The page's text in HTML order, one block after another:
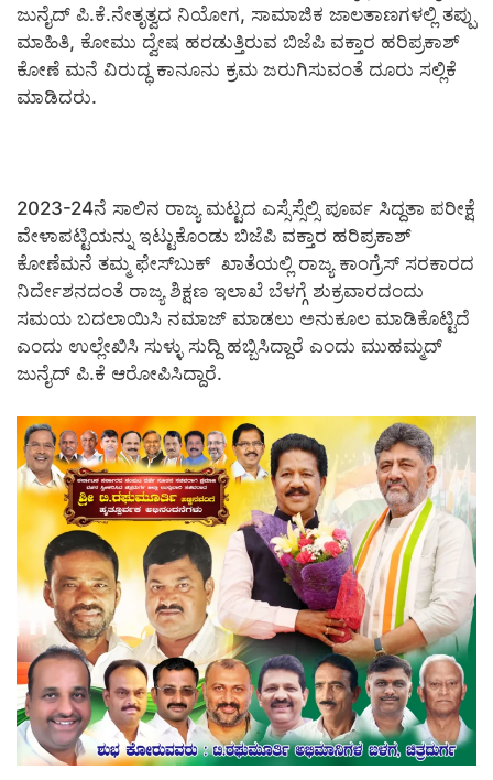
ಜುನೈದ್ ಪಿ.ಕೆ.ನೇತೃತ್ವದ ನಿಯೋಗ, ಸಾಮಾಜಿಕ ಜಾಲತಾಣಗಳಲ್ಲಿ ತಪ್ಪು
ಮಾಹಿತಿ, ಕೋಮು ದ್ವೇಷ ಹರಡುತ್ತಿರುವ ಬಿಜೆಪಿ ವಕ್ತಾರ ಹರಿಪ್ರಕಾಶ್
ಕೋಣೆ ಮನೆ ವಿರುದ್ಧ ಕಾನೂನು ಕ್ರಮ ಜರುಗಿಸುವಂತೆ ದೂರು ಸಲ್ಲಿಕೆ
ಮಾಡಿದರು.
2023-24ನೆ ಸಾಲಿನ ರಾಜ್ಯ ಮಟ್ಟದ ಎಸ್ಸೆಸ್ಸೆಲ್ಸಿ ಪೂರ್ವ ಸಿದ್ದತಾ ಪರೀಕ್ಷೆ
ವೇಳಾಪಟ್ಟಿಯನ್ನು ಇಟ್ಟುಕೊಂಡು ಬಿಜೆಪಿ ವಕ್ತಾರ ಹರಿಪ್ರಕಾಶ್
ಕೋಣೆಮನೆ ತಮ್ಮ ಫೇಸ್‍ಬುಕ್ ಖಾತೆಯಲ್ಲಿ ರಾಜ್ಯ ಕಾಂಗ್ರೆಸ್ ಸರಕಾರದ
ನಿರ್ದೇಶನದಂತೆ ರಾಜ್ಯ ಶಿಕ್ಷಣ ಇಲಾಖೆ ಬೆಳಗ್ಗೆ ಶುಕ್ರವಾರದಂದು
ಸಮಯ ಬದಲಾಯಿಸಿ ನಮಾಜ್ ಮಾಡಲು ಅನುಕೂಲ ಮಾಡಿಕೊಟ್ಟಿದೆ
ಎಂದು ಉಲ್ಲೇಖಿಸಿ ಸುಳ್ಳು ಸುದ್ದಿ ಹಬ್ಬಿಸಿದ್ದಾರೆ ಎಂದು ಮುಹಮ್ಮದ್
ಜುನೈದ್ ಪಿ.ಕೆ ಆರೋಪಿಸಿದ್ದಾರೆ.